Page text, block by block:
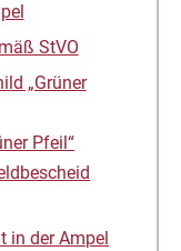
StVO
„Grüner
Pfeil“
in der Ampel